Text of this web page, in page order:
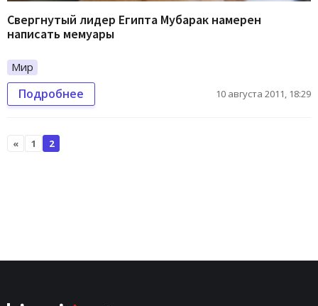
Свергнутый лидер Египта Мубарак намерен
написать мемуары
Мир
Подробнее 10 августа 2011, 18:29
« 1 2